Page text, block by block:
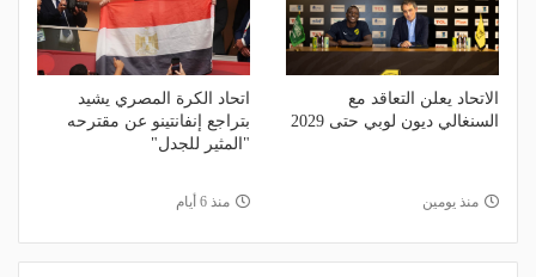
الاتحاد يعلن التعاقد مع
السنغالي ديون لوبي حتى 2029
منذ يومين
اتحاد الكرة المصري يشيد
بتراجع إنفانتينو عن مقترحه
"المثير للجدل"
منذ 6 أيام